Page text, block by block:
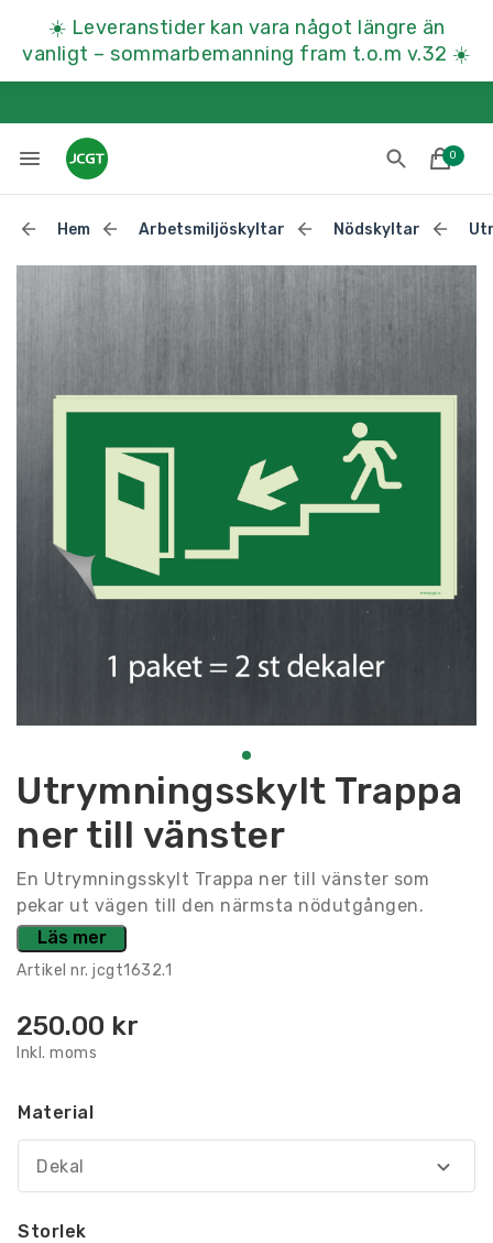
☀️ Leveranstider kan vara något längre än
vanligt – sommarbemanning fram t.o.m v.32 ☀️
0
Hem Arbetsmiljöskyltar Nödskyltar
Utrymningsskylt Trappa
ner till vänster
En Utrymningsskylt Trappa ner till vänster som
pekar ut vägen till den närmsta nödutgången.
Läs mer
Artikel nr. jcgt1632.1
250.00 kr
Inkl. moms
Material
Dekal
Storlek